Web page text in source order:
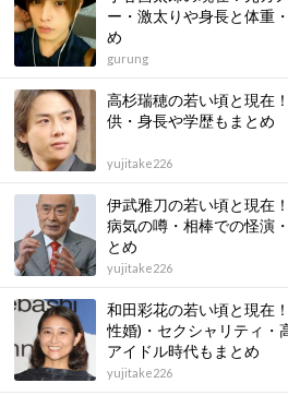
ー・激太りや身長と体重
め
gurung
高杉瑞穂の若い頃と現在
供・身長や学歴もまとめ
yujitake226
伊武雅刀の若い頃と現在
病気の噂・相棒での怪演
とめ
yujitake226
和田彩花の若い頃と現在
性婚)・セクシャリティ・
アイドル時代もまとめ
yujitake226